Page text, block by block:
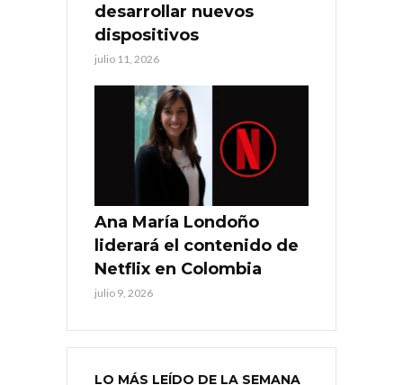
desarrollar nuevos
dispositivos
julio 11, 2026
Ana María Londoño
liderará el contenido de
Netflix en Colombia
julio 9, 2026
LO MÁS LEÍDO DE LA SEMANA